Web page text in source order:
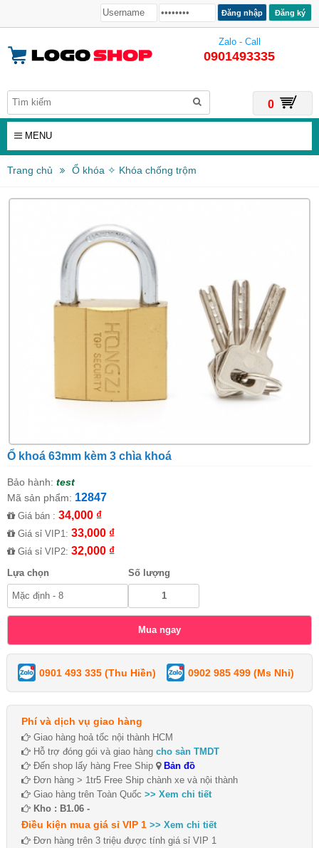
Đăng ký
Zalo - Call
0901493335
0
MENU
Trang chủ Ổ khóa ✧ Khóa chống trộm
Ổ khoá 63mm kèm 3 chìa khoá
Bảo hành: test
Mã sản phẩm: 12847
Giá bán : 34,000 ₫
Giá sỉ VIP1: 33,000 ₫
Giá sỉ VIP2: 32,000 ₫
Lựa chọn Số lượng
0901 493 335 (Thu Hiền) 0902 985 499 (Ms Nhi)
Phí và dịch vụ giao hàng
Giao hàng hoả tốc nội thành HCM
Hỗ trợ đóng gói và giao hàng cho sàn TMDT
Đến shop lấy hàng Free Ship
Bản đồ
Đơn hàng > 1tr5 Free Ship chành xe và nội thành
Giao hàng trên Toàn Quốc >> Xem chi tiết
Kho : B1.06 -
Điều kiện mua giá sỉ VIP 1 >> Xem chi tiết
Đơn hàng trên 3 triệu được tính giá sỉ VIP 1